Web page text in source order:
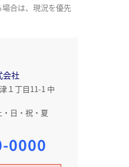
合は、現況を優先
会社
１丁目11-1 中
日・祝・夏
0000